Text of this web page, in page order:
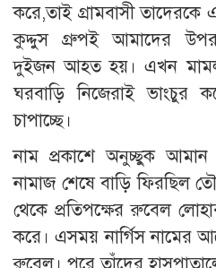
করে,তাই গ্রামবাসী
কুদ্দুস গ্রুপই আমাদের উপর
দুইজন আহত হয়। এখন
ঘরবাড়ি নিজেরাই
চাপাচ্ছে।
নাম প্রকাশে অনুচ্ছুক
নামাজ শেষে বাড়ি ফিরছিল
থেকে প্রতিপক্ষের রুবেল
করে। এসময় নার্গিস